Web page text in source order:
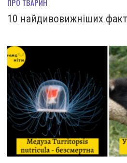
ПРО ТВАРИН
10 найдивовижніших